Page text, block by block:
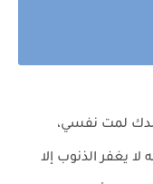
عبدك لمت نفسي،
لا يغفر الذنوب إلا